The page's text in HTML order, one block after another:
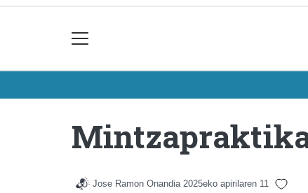
Jose Ramon Onandia 2025eko apirilaren 11